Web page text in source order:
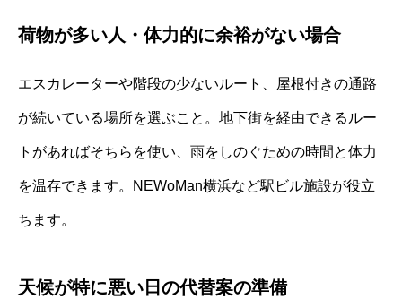
荷物が多い人・体力的に余裕がない場合
エスカレーターや階段の少ないルート、屋根付きの通路
が続いている場所を選ぶこと。地下街を経由できるルー
トがあればそちらを使い、雨をしのぐための時間と体力
を温存できます。NEWoMan横浜など駅ビル施設が役立
ちます。
天候が特に悪い日の代替案の準備